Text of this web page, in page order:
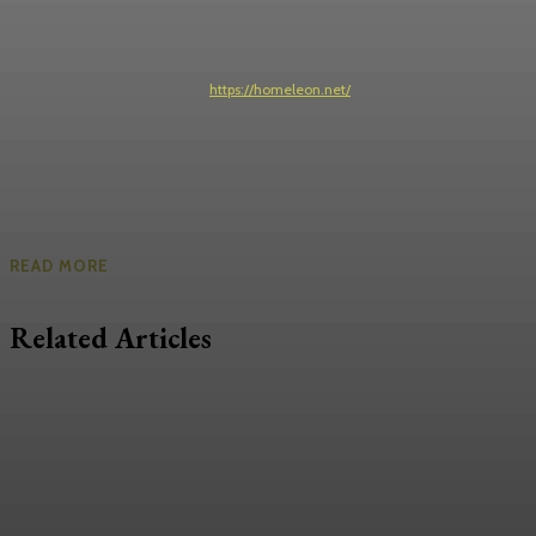
https://homeleon.net/
READ MORE
Related Articles